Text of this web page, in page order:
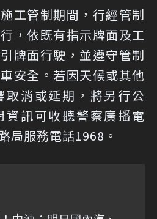
工管制期間，行經管制
，依既有指示牌面及工
牌面行駛，並遵守管制
安全。若因天候或其他
取消或延期，將另行公
資訊可收聽警察廣播電
局服務電話1968。